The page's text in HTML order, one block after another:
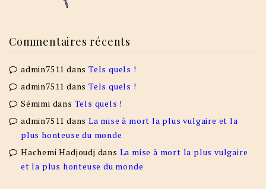
Commentaires récents
admin7511 dansTels quels !
admin7511 dansTels quels !
Sémimi dans Tels quels !
admin7511 dansLa mise à mort la plus vulgaire et la
plus honteuse du monde
Hachemi Hadjoudj dans La mise à mort la plus vulgaire
et la plus honteuse du monde